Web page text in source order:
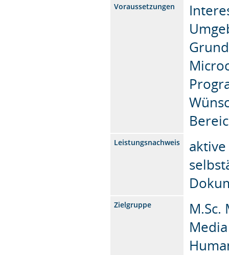
Voraussetzungen
Leistungsnachweis
Zielgruppe